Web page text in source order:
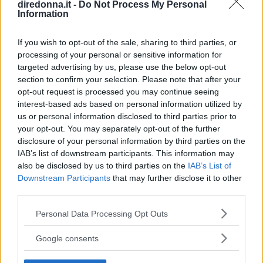
diredonna.it - Do Not Process My Personal
Information
If you wish to opt-out of the sale, sharing to third parties, or
processing of your personal or sensitive information for
targeted advertising by us, please use the below opt-out
section to confirm your selection. Please note that after your
opt-out request is processed you may continue seeing
interest-based ads based on personal information utilized by
us or personal information disclosed to third parties prior to
your opt-out. You may separately opt-out of the further
disclosure of your personal information by third parties on the
IAB’s list of downstream participants. This information may
also be disclosed by us to third parties on the IAB’s List of
Downstream Participants that may further disclose it to other
Please note that this website/app uses one or more Google
not limited to your visit or usage behaviour. You may click to
use your data for below specified purposes in below Google
Personal Data Processing Opt Outs
Google consents
ENTRA NEL NOSTRO CANALE
CONDIVIDI SU
FACEBOOK
CONDIVIDI SU
TWITTER
CONDIVIDI SU
WHATSAPP
Ultime News
Le 10 più belle frasi dei The Oasis, che ora
possiamo tornare a sentire live
Fatti notare! Le frasi per stati WhatsApp che
11 frasi di Papa Leone XIV, pronunciate quando
era Robert Francis Prevost
Frasi sulla libertà: le più belle da condividere e
su cui riflettere